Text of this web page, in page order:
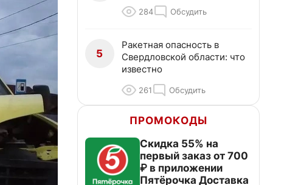
284 Обсудить
5
Ракетная опасность в
Свердловской области: что
известно
261 Обсудить
ПРОМОКОДЫ
Скидка 55% на
первый заказ от 700
₽ в приложении
Пятёрочка Доставка